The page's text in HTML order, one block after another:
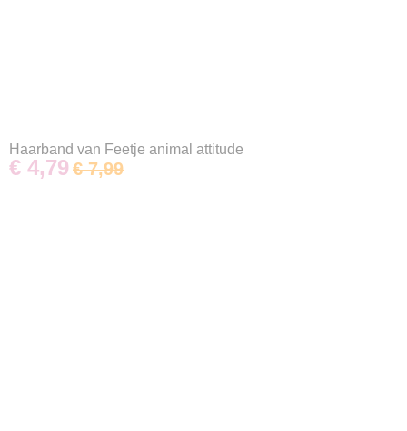
Haarband van Feetje animal attitude
€ 4,79 € 7,99